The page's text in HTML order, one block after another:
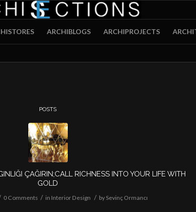
ARCHIBLOGS ARCHIPROJECTS
POSTS
ÇAĞIRIN;CALL RICHNESS INTO YOUR LIFE WITH
GOLD
0 Comments / in Interior Design / by Sevinç Ormancı